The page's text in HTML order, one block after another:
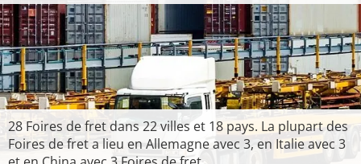
28 Foires de fret dans 22 villes et 18 pays. La plupart des
Foires de fret a lieu en Allemagne avec 3, en Italie avec 3